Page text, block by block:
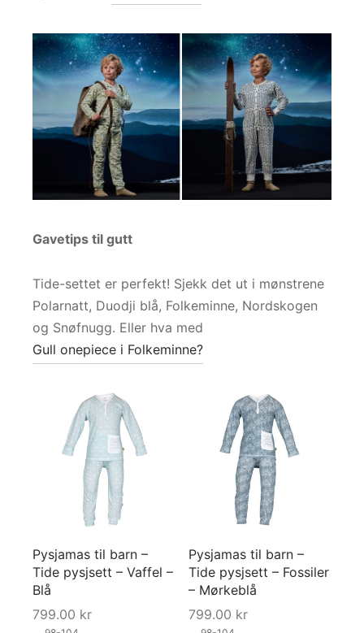
Gavetips til gutt
Tide-settet er perfekt! Sjekk det ut i mønstrene
Polarnatt, Duodji blå, Folkeminne, Nordskogen
og Snøfnugg. Eller hva med
Gull onepiece i Folkeminne?
Pysjamas til barn –
Tide pysjsett – Vaffel –
Blå
799.00 kr
Pysjamas til barn –
Tide pysjsett – Fossiler
– Mørkeblå
799.00 kr